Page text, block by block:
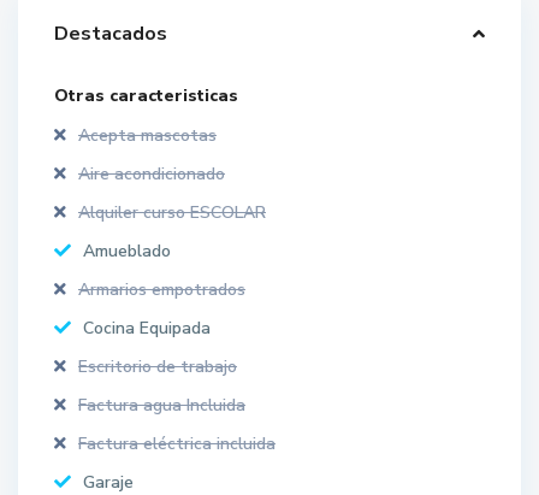
Destacados
Otras caracteristicas
Acepta mascotas
Aire acondicionado
Alquiler curso ESCOLAR
Amueblado
Armarios empotrados
Cocina Equipada
Escritorio de trabajo
Factura agua Incluida
Factura eléctrica incluida
Garaje